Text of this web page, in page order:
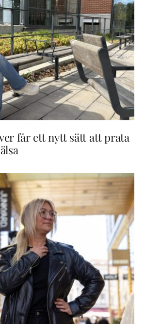
får ett nytt sätt att prata